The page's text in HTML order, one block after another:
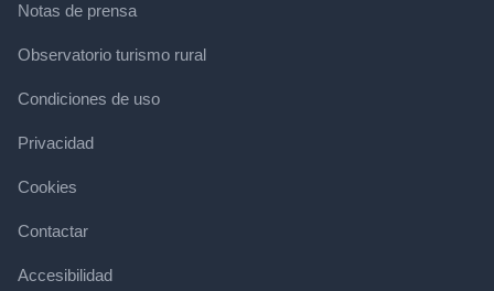
Notas de prensa
Observatorio turismo rural
Condiciones de uso
Privacidad
Cookies
Contactar
Accesibilidad